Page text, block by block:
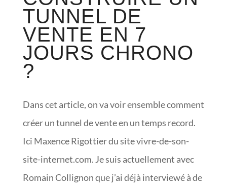
TUNNEL DE
VENTE EN 7
JOURS CHRONO
?
Dans cet article, on va voir ensemble comment
créer un tunnel de vente en un temps record.
Ici Maxence Rigottier du site vivre-de-son-
site-internet.com. Je suis actuellement avec
Romain Collignon que j’ai déjà interviewé à de